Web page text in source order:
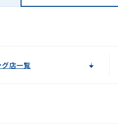
店一覧